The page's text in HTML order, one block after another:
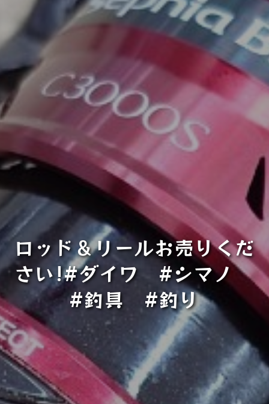
ロッド＆リールお売りくだ
さい!#ダイワ #シマノ
#釣具 #釣り